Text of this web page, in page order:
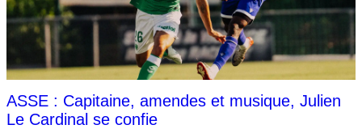
ASSE : Capitaine, amendes et musique, Julien
Le Cardinal se confie